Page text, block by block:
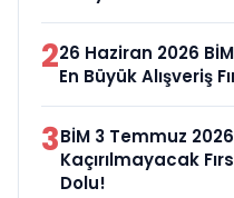
226 Haziran 2026
En Büyük Alışveriş
3BİM 3 Temmuz
Kaçırılmayacak
Dolu!